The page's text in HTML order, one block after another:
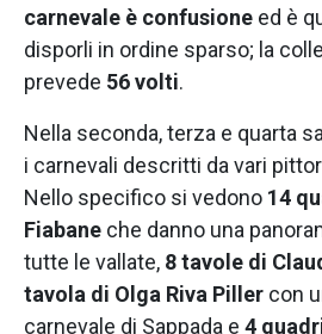
carnevale è confusione ed è
disporli in ordine sparso; la
prevede 56 volti.
Nella seconda, terza e quarta
i carnevali descritti da vari
Nello specifico si vedono 14
Fiabane che danno una
tutte le vallate, 8 tavole di
tavola di Olga Riva Piller con
carnevale di Sappada e 4